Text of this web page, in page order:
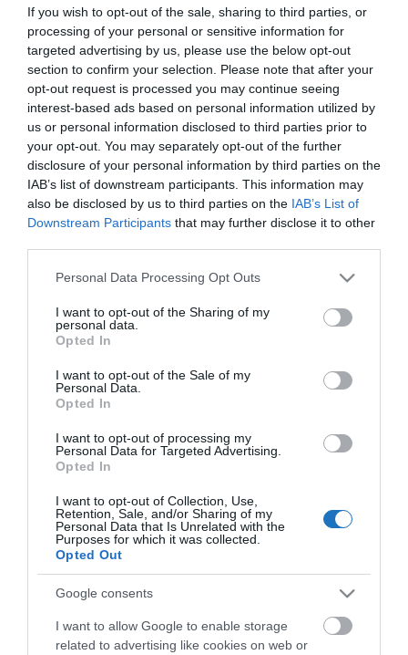
If you wish to opt-out of the sale, sharing to third parties, or
processing of your personal or sensitive information for
targeted advertising by us, please use the below opt-out
section to confirm your selection. Please note that after your
opt-out request is processed you may continue seeing
interest-based ads based on personal information utilized by
us or personal information disclosed to third parties prior to
your opt-out. You may separately opt-out of the further
disclosure of your personal information by third parties on the
IAB’s list of downstream participants. This information may
also be disclosed by us to third parties on the IAB’s List of
Downstream Participants that may further disclose it to other
Please note that this website/app uses one or more Google
not limited to your visit or usage behaviour. You may click to
grant or deny consent to Google and its third-party tags to
use your data for below specified purposes in below Google
consent section.
Personal Data Processing Opt Outs
I want to opt-out of the Sharing of my
personal data.
Opted In
I want to opt-out of the Sale of my
Personal Data.
Opted In
I want to opt-out of processing my
Personal Data for Targeted Advertising.
Opted In
I want to opt-out of Collection, Use,
Retention, Sale, and/or Sharing of my
Personal Data that Is Unrelated with the
Purposes for which it was collected.
Opted Out
Google consents
I want to allow Google to enable storage
related to advertising like cookies on web or
TOVÁBBI CIKKEK
HETI BÖLCSESSÉG
"Az ember, aki a tengert nézi, szerelemtől
sújtott gyerek." Jean-Michel Maulpoix
NÉZZ KÖRBE TÉMÁK SZERINT!
BUDAPEST BUDAPEST AIRPORT EMIRATES